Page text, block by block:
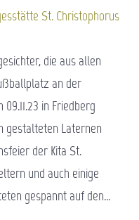
St. Christophorus
die aus allen
an der
in Friedberg
gestalteten Laternen
der Kita St.
und auch einige
gespannt auf den…